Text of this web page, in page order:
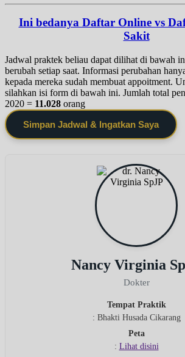
Ini bedanya Daftar Online vs
Sakit
Jadwal praktek beliau dapat dilihat di bawah
berubah setiap saat. Informasi perubahan
kepada mereka sudah membuat appoitment.
silahkan isi form di bawah ini. Jumlah total
2020 = 11.028 orang
Simpan Jadwal & Ingatkan Saya
Nancy Virginia
Dokter
Tempat Praktik
: Bhakti Husada Cikarang
Peta
: Lihat disini